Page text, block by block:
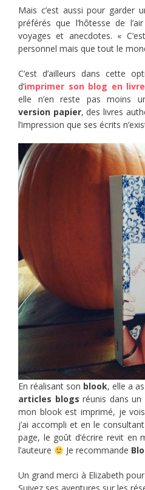
Mais c’est aussi pour garder
préférés que l’hôtesse de
voyages et anecdotes. «
personnel mais que tout le
C’est d’ailleurs dans cette
d’imprimer son blog en livre
elle n’en reste pas moins
version papier, des livres
l’impression que ses écrits
En réalisant son blook, elle a
articles blogs réunis dans
mon blook est imprimé, je
j’ai accompli et en le
page, le goût d’écrire revit en
l’auteure
Je recommande
Un grand merci à Elizabeth